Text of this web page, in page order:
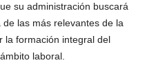
su administración buscará
las más relevantes de la
la formación integral del
laboral.